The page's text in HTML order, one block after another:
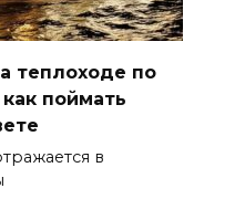
теплоходе по
поймать
в